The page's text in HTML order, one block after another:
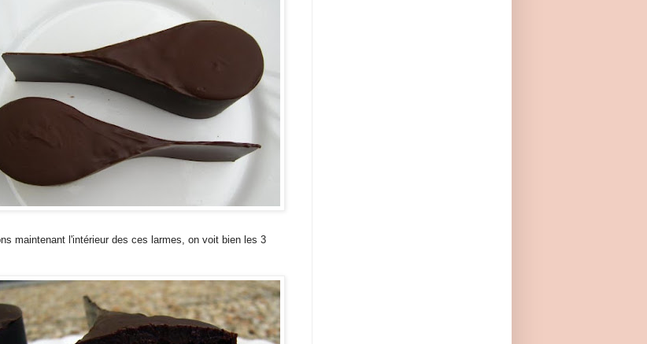
maintenant l'intérieur des ces larmes, on voit bien les 3